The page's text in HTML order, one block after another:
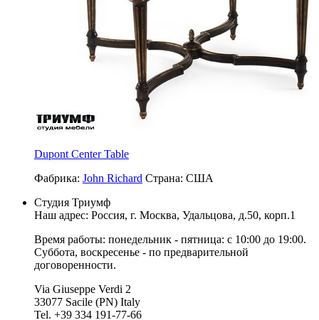
Dupont Center Table
Фабрика: John Richard Страна: США
Студия Триумф
Наш адрес: Россия, г. Москва, Удальцова, д.50, корп.1
Время работы: понедельник - пятница: с 10:00 до 19:00.
Суббота, воскресенье - по предварительной
договоренности.
Via Giuseppe Verdi 2
33077 Sacile (PN) Italy
Tel. +39 334 191-77-66